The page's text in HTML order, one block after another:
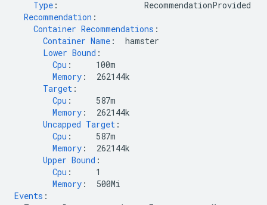
Type :
RecommendationProvided
Recommendation :
Container Recommendations :
Container Name :
hamster
Lower Bound :
Cpu :
100m
Memory :
262144k
Target :
Cpu :
587m
Memory :
262144k
Uncapped Target :
Cpu :
587m
Memory :
262144k
Upper Bound :
Cpu :
1
Memory :
500Mi
Events :